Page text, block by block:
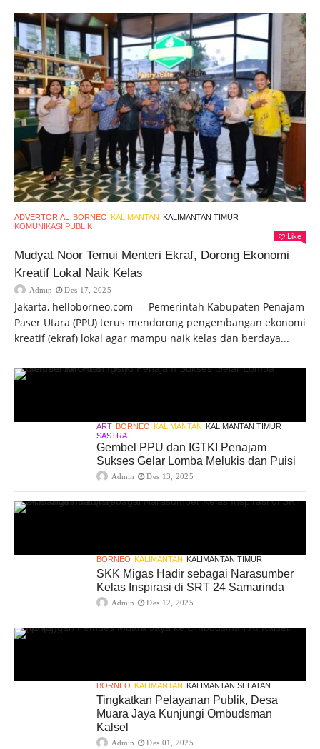
ADVERTORIAL BORNEO KALIMANTAN KALIMANTAN TIMUR
KOMUNIKASI PUBLIK
Like
Mudyat Noor Temui Menteri Ekraf, Dorong Ekonomi
Kreatif Lokal Naik Kelas
Admin Des 17, 2025
Jakarta, helloborneo.com — Pemerintah Kabupaten Penajam
Paser Utara (PPU) terus mendorong pengembangan ekonomi
kreatif (ekraf) lokal agar mampu naik kelas dan berdaya...
ART BORNEO KALIMANTAN KALIMANTAN TIMUR
SASTRA
Gembel PPU dan IGTKI Penajam
Sukses Gelar Lomba Melukis dan Puisi
Admin Des 13, 2025
BORNEO KALIMANTAN KALIMANTAN TIMUR
SKK Migas Hadir sebagai Narasumber
Kelas Inspirasi di SRT 24 Samarinda
Admin Des 12, 2025
BORNEO KALIMANTAN KALIMANTAN SELATAN
Tingkatkan Pelayanan Publik, Desa
Muara Jaya Kunjungi Ombudsman
Kalsel
Admin Des 01, 2025